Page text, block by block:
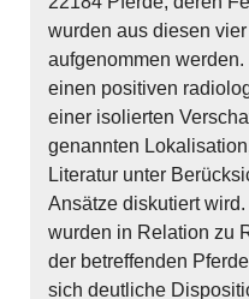
wurden aus diesen
aufgenommen
einen positiven
einer isolierten
genannten
Literatur unter
Ansätze diskutiert
wurden in Relation zu
der betreffenden
sich deutliche